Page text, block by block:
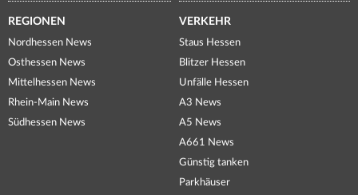
REGIONEN
Nordhessen News
Osthessen News
Mittelhessen News
Rhein-Main News
Südhessen News
VERKEHR
Staus Hessen
Blitzer Hessen
Unfälle Hessen
A3 News
A5 News
A661 News
Günstig tanken
Parkhäuser